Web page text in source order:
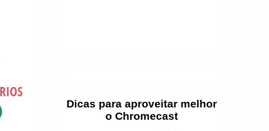
Dicas para aproveitar melhor
o Chromecast